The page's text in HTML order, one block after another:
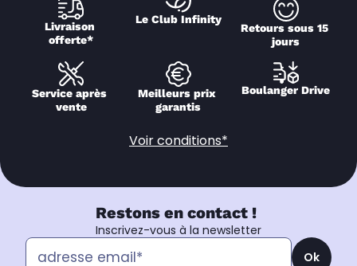
Livraison
offerte*
Le Club Infinity
Retours sous 15
jours
Service après
vente
Meilleurs prix
garantis
Boulanger Drive
Voir conditions*
Restons en contact !
Inscrivez-vous à la newsletter
Ok